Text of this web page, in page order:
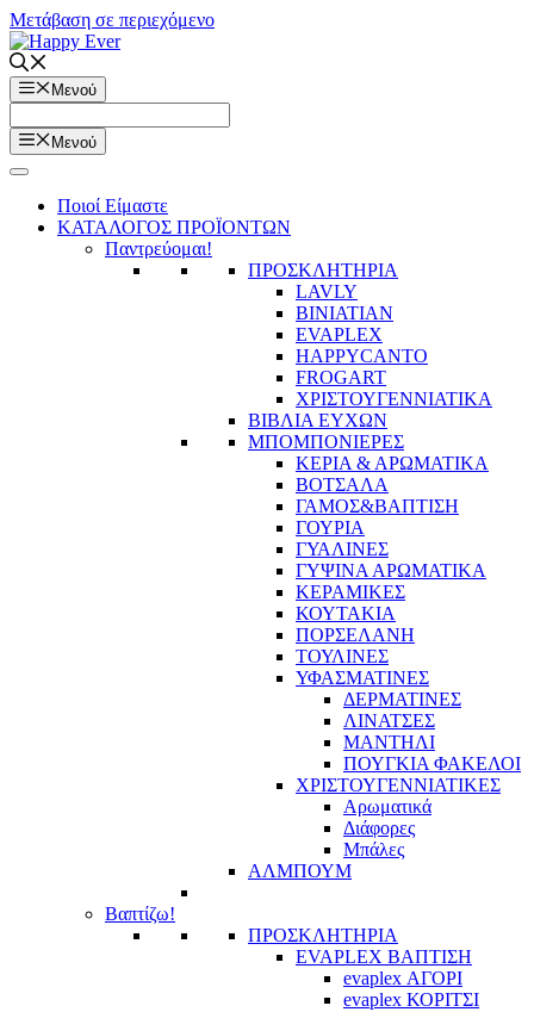
Μετάβαση σε περιεχόμενο
Μενού
Μενού
Ποιοί Είμαστε
ΚΑΤΑΛΟΓΟΣ ΠΡΟΪΟΝΤΩΝ
Παντρεύομαι!
ΠΡΟΣΚΛΗΤΗΡΙΑ
LAVLY
BINIATIAN
EVAPLEX
HAPPYCANTO
FROGART
ΧΡΙΣΤΟΥΓΕΝΝΙΑΤΙΚΑ
ΒΙΒΛΙΑ ΕΥΧΩΝ
ΜΠΟΜΠΟΝΙΕΡΕΣ
ΚΕΡΙΑ & ΑΡΩΜΑΤΙΚΑ
ΒΟΤΣΑΛΑ
ΓΑΜΟΣ&ΒΑΠΤΙΣΗ
ΓΟΥΡΙΑ
ΓΥΑΛΙΝΕΣ
ΓΥΨΙΝΑ ΑΡΩΜΑΤΙΚΑ
ΚΕΡΑΜΙΚΕΣ
ΚΟΥΤΑΚΙΑ
ΠΟΡΣΕΛΑΝΗ
ΤΟΥΛΙΝΕΣ
ΥΦΑΣΜΑΤΙΝΕΣ
ΔΕΡΜΑΤΙΝΕΣ
ΛΙΝΑΤΣΕΣ
ΜΑΝΤΗΛΙ
ΠΟΥΓΚΙΑ ΦΑΚΕΛΟΙ
ΧΡΙΣΤΟΥΓΕΝΝΙΑΤΙΚΕΣ
Αρωματικά
Διάφορες
Μπάλες
ΑΛΜΠΟΥΜ
Βαπτίζω!
ΠΡΟΣΚΛΗΤΗΡΙΑ
EVAPLEX ΒΑΠΤΙΣΗ
evaplex ΑΓΟΡΙ
evaplex ΚΟΡΙΤΣΙ